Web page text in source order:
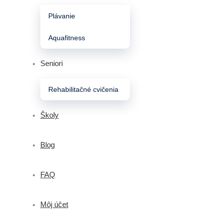
Plávanie
Aquafitness
Seniori
Rehabilitačné cvičenia
Školy
Blog
FAQ
Môj účet